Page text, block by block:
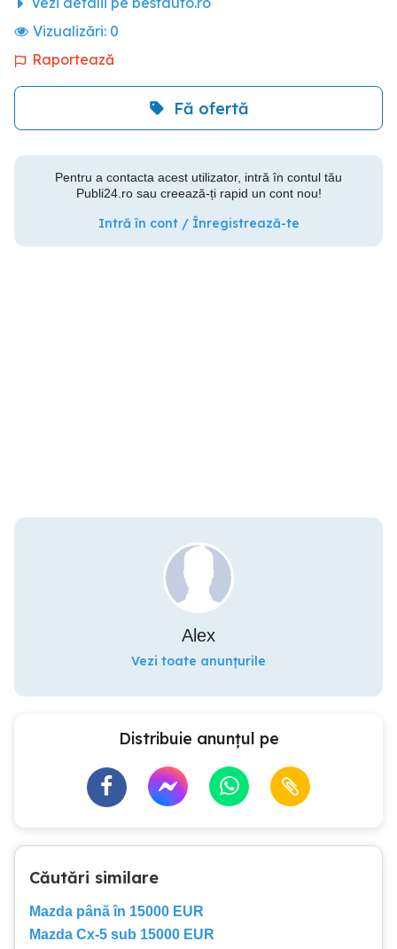
Vizualizări: 0
Raportează
Fă ofertă
Pentru a contacta acest utilizator, intră în contul tău
Publi24.ro sau creează-ți rapid un cont nou!
Intră în cont / Înregistrează-te
Alex
Vezi toate anunțurile
Distribuie anunțul pe
Căutări similare
Mazda până în 15000 EUR
Mazda Cx-5 sub 15000 EUR